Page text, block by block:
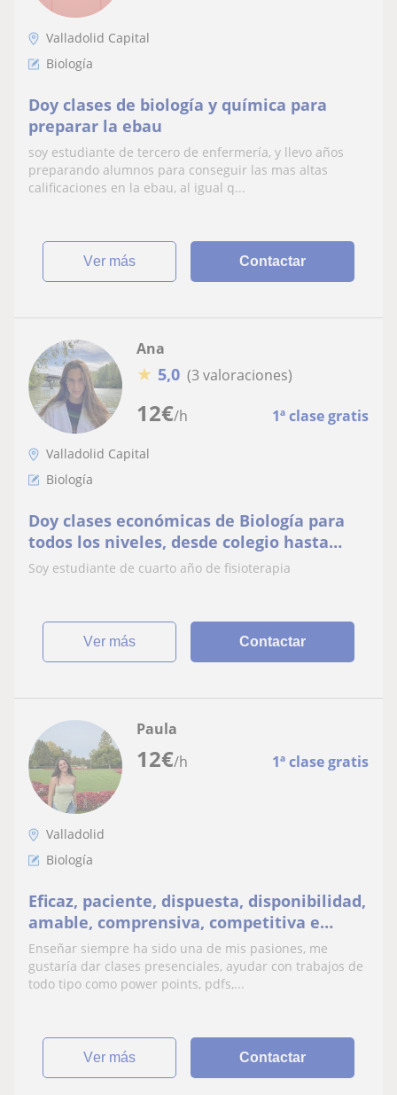
Valladolid Capital
Biología
Doy clases de biología y química para
preparar la ebau
soy estudiante de tercero de enfermería, y llevo años
preparando alumnos para conseguir las mas altas
calificaciones en la ebau, al igual q...
ver más Contactar
12€/h 1ª clase gratis
Ana
★ 5,0 (3 valoraciones)
Valladolid Capital
Biología
Doy clases económicas de Biología para
todos los niveles, desde colegio hasta
bachillerato. También cabe la posibilidad
Soy estudiante de cuarto año de fisioterapia
ver más Contactar
12€/h 1ª clase gratis
Paula
Valladolid
Biología
Eficaz, paciente, dispuesta, disponibilidad,
amable, comprensiva, competitiva e
inteligente
Enseñar siempre ha sido una de mis pasiones, me
gustaría dar clases presenciales, ayudar con trabajos de
todo tipo como power points, pdfs,...
ver más Contactar